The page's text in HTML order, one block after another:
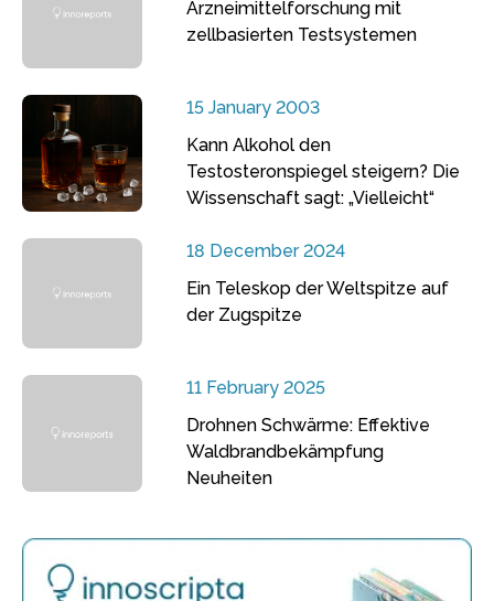
Arzneimittelforschung mit
zellbasierten Testsystemen
15 January 2003
Kann Alkohol den
Testosteronspiegel steigern? Die
Wissenschaft sagt: „Vielleicht“
18 December 2024
Ein Teleskop der Weltspitze auf
der Zugspitze
11 February 2025
Drohnen Schwärme: Effektive
Waldbrandbekämpfung
Neuheiten